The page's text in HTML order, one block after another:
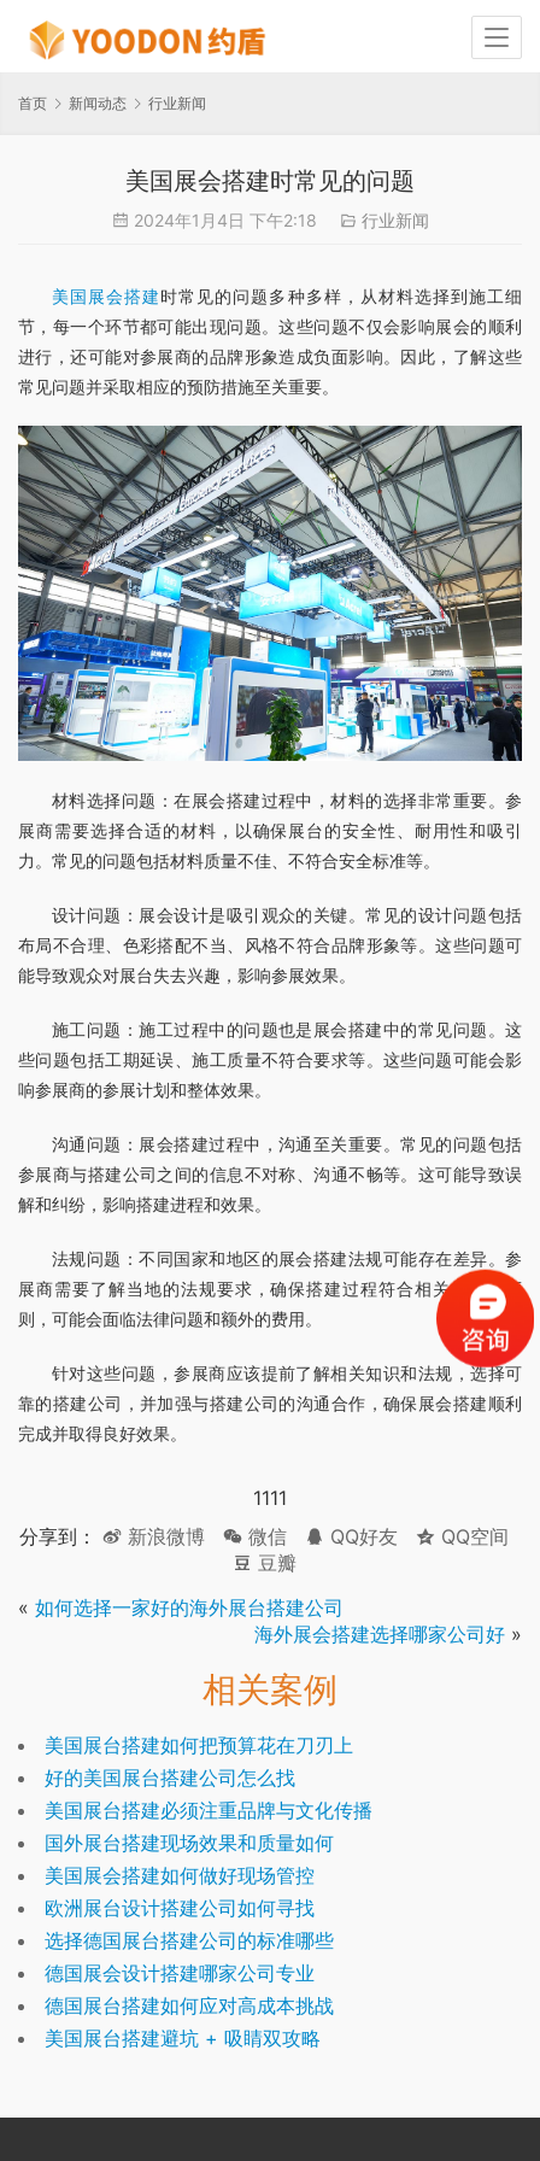
首页 新闻动态 行业新闻
美国展会搭建时常见的问题
2024年1月4日 下午2:18 行业新闻
美国展会搭建时常见的问题多种多样，从材料选择到施工细
节，每一个环节都可能出现问题。这些问题不仅会影响展会的顺利
进行，还可能对参展商的品牌形象造成负面影响。因此，了解这些
常见问题并采取相应的预防措施至关重要。
材料选择问题：在展会搭建过程中，材料的选择非常重要。参
展商需要选择合适的材料，以确保展台的安全性、耐用性和吸引
力。常见的问题包括材料质量不佳、不符合安全标准等。
设计问题：展会设计是吸引观众的关键。常见的设计问题包括
布局不合理、色彩搭配不当、风格不符合品牌形象等。这些问题可
能导致观众对展台失去兴趣，影响参展效果。
施工问题：施工过程中的问题也是展会搭建中的常见问题。这
些问题包括工期延误、施工质量不符合要求等。这些问题可能会影
响参展商的参展计划和整体效果。
沟通问题：展会搭建过程中，沟通至关重要。常见的问题包括
参展商与搭建公司之间的信息不对称、沟通不畅等。这可能导致误
解和纠纷，影响搭建进程和效果。
法规问题：不同国家和地区的展会搭建法规可能存在差异。参
展商需要了解当地的法规要求，确保搭建过程符合相关规定。否
则，可能会面临法律问题和额外的费用。
针对这些问题，参展商应该提前了解相关知识和法规，选择可
靠的搭建公司，并加强与搭建公司的沟通合作，确保展会搭建顺利
完成并取得良好效果。
1111
分享到：
新浪微博 微信 QQ好友
QQ空间
豆瓣
« 如何选择一家好的海外展台搭建公司
海外展会搭建选择哪家公司好 »
相关案例
美国展台搭建如何把预算花在刀刃上
好的美国展台搭建公司怎么找
美国展台搭建必须注重品牌与文化传播
国外展台搭建现场效果和质量如何
美国展会搭建如何做好现场管控
欧洲展台设计搭建公司如何寻找
选择德国展台搭建公司的标准哪些
德国展会设计搭建哪家公司专业
德国展台搭建如何应对高成本挑战
美国展台搭建避坑 + 吸睛双攻略